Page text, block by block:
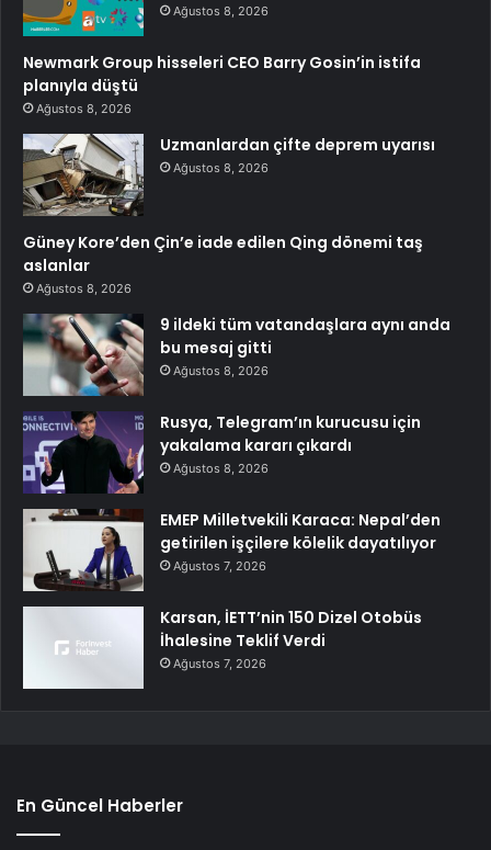
Ağustos 8, 2026
Newmark Group hisseleri CEO Barry Gosin’in istifa
planıyla düştü
Ağustos 8, 2026
Uzmanlardan çifte deprem uyarısı
Ağustos 8, 2026
Güney Kore’den Çin’e iade edilen Qing dönemi taş
aslanlar
Ağustos 8, 2026
9 ildeki tüm vatandaşlara aynı anda
bu mesaj gitti
Ağustos 8, 2026
Rusya, Telegram’ın kurucusu için
yakalama kararı çıkardı
Ağustos 8, 2026
EMEP Milletvekili Karaca: Nepal’den
getirilen işçilere kölelik dayatılıyor
Ağustos 7, 2026
Karsan, İETT’nin 150 Dizel Otobüs
İhalesine Teklif Verdi
Ağustos 7, 2026
En Güncel Haberler